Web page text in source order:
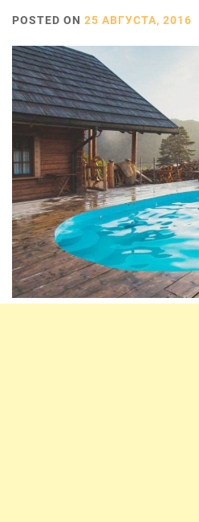
POSTED ON 25 АВГУСТА, 2016